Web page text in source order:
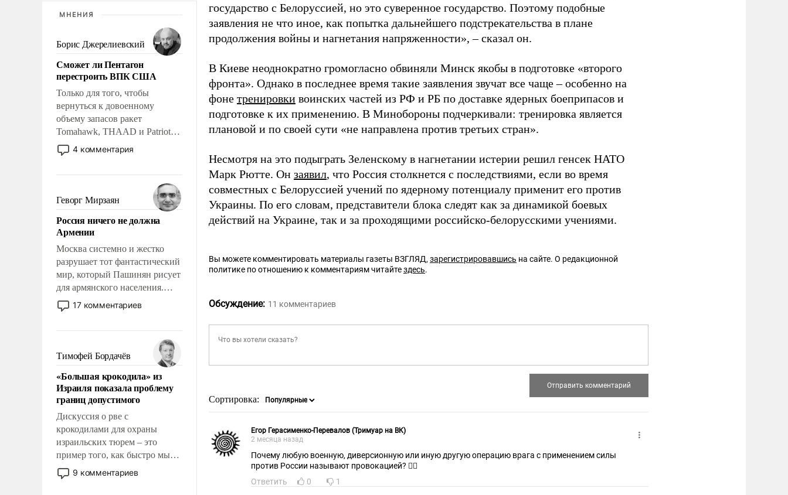
МНЕНИЯ
Борис Джерелиевский
Сможет ли Пентагон
перестроить ВПК США
Только для того, чтобы
вернуться к довоенному
объему запасов ракет
Tomahawk, THAAD и Patriot
США потребуется более трех
лет. Даже небольшая война с
Сложившаяся ситуация
означает многолетний период
уязвимости США, например,
перед Китаем.
4 комментария
Геворг Мирзаян
Россия ничего не должна
Армении
Москва системно и жестко
разрушает тот фантастический
мир, который Пашинян рисует
для армянского населения.
Мир, где политические
прожекты будут безусловно
налогоплательщиков и где
Еревану за свои поступки не
нужно отвечать.
17 комментариев
Тимофей Бордачёв
«Большая крокодила» из
Израиля показала проблему
границ допустимого
Дискуссия о рве с
крокодилами для охраны
израильских тюрем – это
пример того, как быстро мы
двигаемся по пути
революционных изменений.
9 комментариев
государство с Белоруссией, но это суверенное государство. Поэтому подобные
заявления не что иное, как попытка дальнейшего подстрекательства в плане
продолжения войны и нагнетания напряженности», – сказал он.
В Киеве неоднократно громогласно обвиняли Минск якобы в подготовке «второго
фронта». Однако в последнее время такие заявления звучат все чаще – особенно на
фоне тренировки воинских частей из РФ и РБ по доставке ядерных боеприпасов и
подготовке к их применению. В Минобороны подчеркивали: тренировка является
плановой и по своей сути «не направлена против третьих стран».
Несмотря на это подыграть Зеленскому в нагнетании истерии решил генсек НАТО
Марк Рютте. Он заявил, что Россия столкнется с последствиями, если во время
совместных с Белоруссией учений по ядерному потенциалу применит его против
Украины. По его словам, представители блока следят как за динамикой боевых
действий на Украине, так и за проходящими российско-белорусскими учениями.
Вы можете комментировать материалы газеты ВЗГЛЯД,зарегистрировавшись на сайте. О редакционной
политике по отношению к комментариям читайтездесь.
Обсуждение: 11 комментариев
Сортировка:
Егор Герасименко-Перевалов (Тримуар на ВК)
2 месяца назад
Почему любую военную, диверсионную или иную другую операцию врага с применением силы
против России называют провокацией? 🤷‍♂️
Ответить
0 1